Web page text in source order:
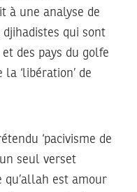
à une analyse de
djihadistes qui sont
des pays du golfe
‘libération’ de
‘pacivisme de
un seul verset
qu’allah est amour